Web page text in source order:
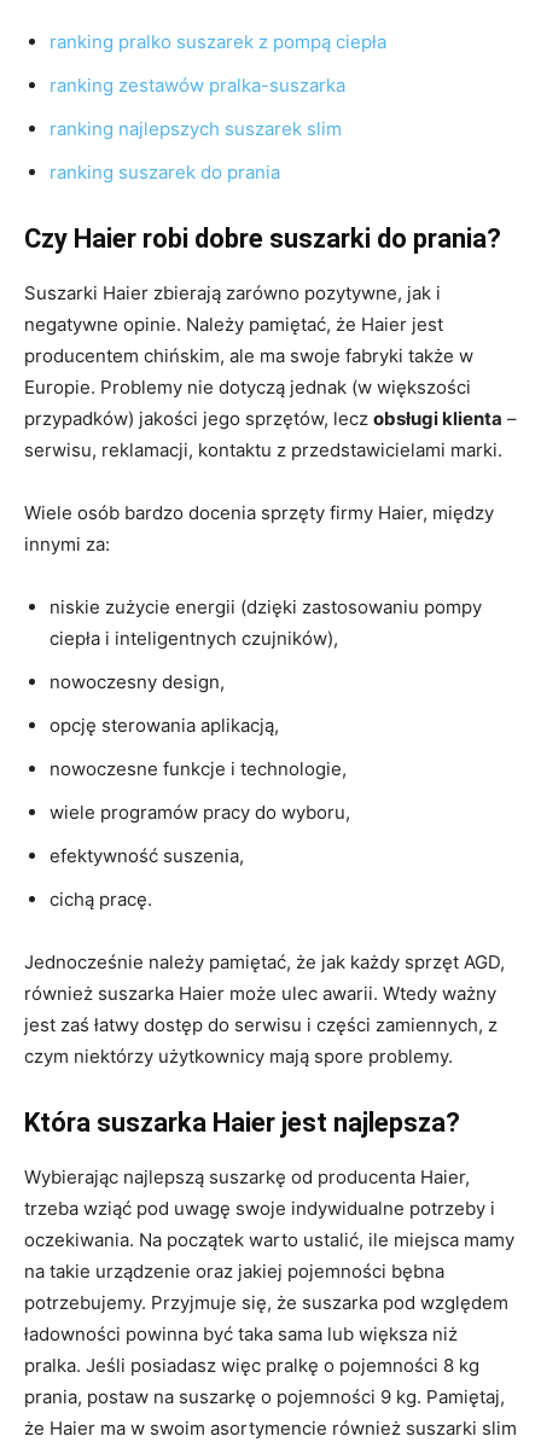
ranking pralko suszarek z pompą ciepła
ranking zestawów pralka-suszarka
ranking najlepszych suszarek slim
ranking suszarek do prania
Czy Haier robi dobre suszarki do prania?
Suszarki Haier zbierają zarówno pozytywne, jak i
negatywne opinie. Należy pamiętać, że Haier jest
producentem chińskim, ale ma swoje fabryki także w
Europie. Problemy nie dotyczą jednak (w większości
przypadków) jakości jego sprzętów, lecz obsługi klienta –
serwisu, reklamacji, kontaktu z przedstawicielami marki.
Wiele osób bardzo docenia sprzęty firmy Haier, między
innymi za:
niskie zużycie energii (dzięki zastosowaniu pompy
ciepła i inteligentnych czujników),
nowoczesny design,
opcję sterowania aplikacją,
nowoczesne funkcje i technologie,
wiele programów pracy do wyboru,
efektywność suszenia,
cichą pracę.
Jednocześnie należy pamiętać, że jak każdy sprzęt AGD,
również suszarka Haier może ulec awarii. Wtedy ważny
jest zaś łatwy dostęp do serwisu i części zamiennych, z
czym niektórzy użytkownicy mają spore problemy.
Która suszarka Haier jest najlepsza?
Wybierając najlepszą suszarkę od producenta Haier,
trzeba wziąć pod uwagę swoje indywidualne potrzeby i
oczekiwania. Na początek warto ustalić, ile miejsca mamy
na takie urządzenie oraz jakiej pojemności bębna
potrzebujemy. Przyjmuje się, że suszarka pod względem
ładowności powinna być taka sama lub większa niż
pralka. Jeśli posiadasz więc pralkę o pojemności 8 kg
prania, postaw na suszarkę o pojemności 9 kg. Pamiętaj,
że Haier ma w swoim asortymencie również suszarki slim